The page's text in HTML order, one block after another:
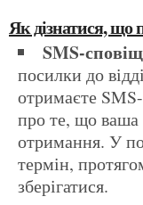
Як дізнатися,
SMS-
посилки до
отримаєте
про те, що ваша
отримання. У
термін,
зберігатися.